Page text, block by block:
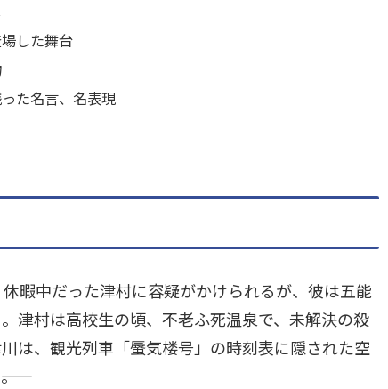
した舞台
た名言、名表現
暇中だった津村に容疑がかけられるが、彼は五能
津村は高校生の頃、不老ふ死温泉で、未解決の殺
、観光列車「蜃気楼号」の時刻表に隠された空